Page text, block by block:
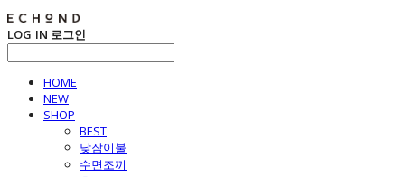
LOG IN 로그인
HOME
NEW
SHOP
BEST
낮잠이불
수면조끼